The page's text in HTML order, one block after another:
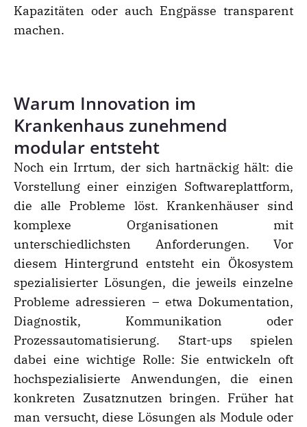
Kapazitäten oder auch Engpässe transparent
machen.
Warum Innovation im
Krankenhaus zunehmend
modular entsteht
Noch ein Irrtum, der sich hartnäckig hält: die
Vorstellung einer einzigen Softwareplattform,
die alle Probleme löst. Krankenhäuser sind
komplexe Organisationen mit
unterschiedlichsten Anforderungen. Vor
diesem Hintergrund entsteht ein Ökosystem
spezialisierter Lösungen, die jeweils einzelne
Probleme adressieren – etwa Dokumentation,
Diagnostik, Kommunikation oder
Prozessautomatisierung. Start-ups spielen
dabei eine wichtige Rolle: Sie entwickeln oft
hochspezialisierte Anwendungen, die einen
konkreten Zusatznutzen bringen. Früher hat
man versucht, diese Lösungen als Module oder